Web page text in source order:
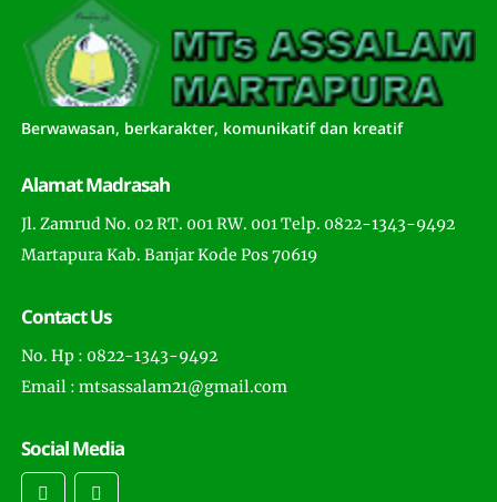
Berwawasan, berkarakter, komunikatif dan kreatif
Alamat Madrasah
Jl. Zamrud No. 02 RT. 001 RW. 001 Telp. 0822-1343-9492
Martapura Kab. Banjar Kode Pos 70619
Contact Us
No. Hp : 0822-1343-9492
Email : mtsassalam21@gmail.com
Social Media